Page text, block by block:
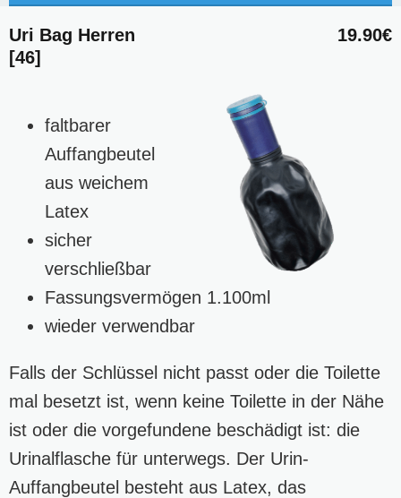
19.90€
Uri Bag Herren
[46]
faltbarer
Auffangbeutel
aus weichem
Latex
sicher
verschließbar
Fassungsvermögen 1.100ml
wieder verwendbar
Falls der Schlüssel nicht passt oder die Toilette
mal besetzt ist, wenn keine Toilette in der Nähe
ist oder die vorgefundene beschädigt ist: die
Urinalflasche für unterwegs. Der Urin-
Auffangbeutel besteht aus Latex, das